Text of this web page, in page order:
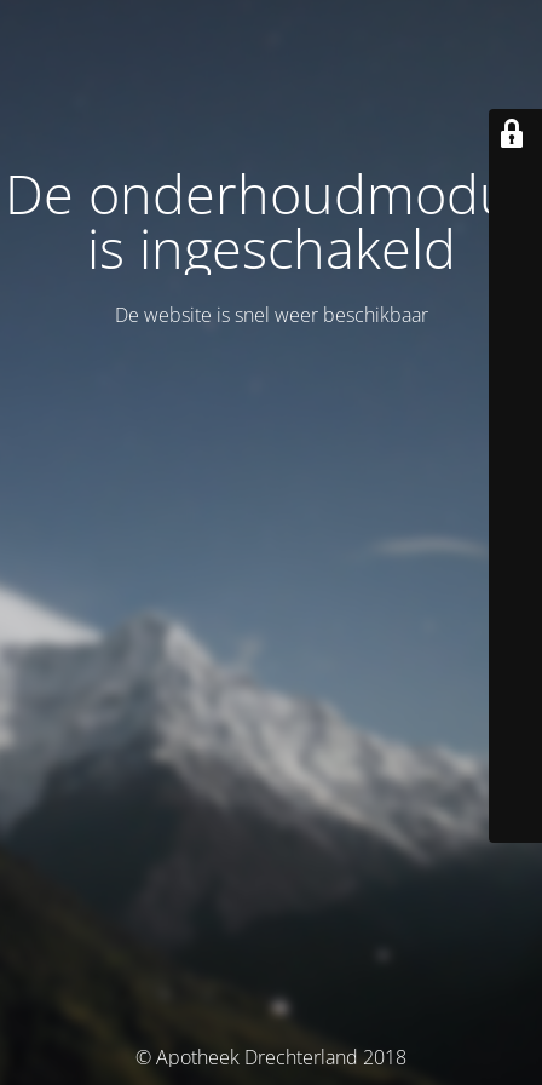
De onderhoudmodus
is ingeschakeld
De website is snel weer beschikbaar
© Apotheek Drechterland 2018